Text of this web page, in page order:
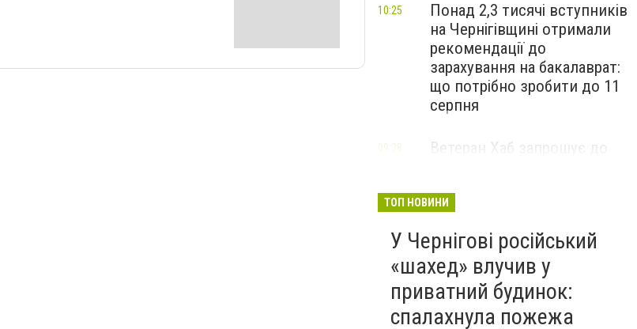
Понад 2,3 тисячі вступників
на Чернігівщині отримали
рекомендації до
зарахування на бакалаврат:
що потрібно зробити до 11
серпня
10:25
Ветеран Хаб запрошує до
воїнів та їхніх близьких з
09:38
ТОП НОВИНИ
У Чернігові російський
«шахед» влучив у
приватний будинок:
спалахнула пожежа